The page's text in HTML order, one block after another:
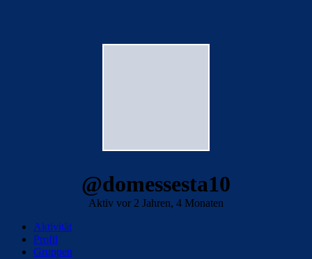
@domessesta10
Aktiv vor 2 Jahren, 4 Monaten
Aktivität
Profil
Gruppen